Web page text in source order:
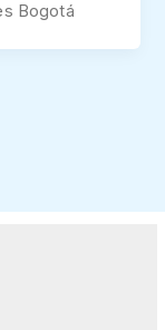
Bogotá